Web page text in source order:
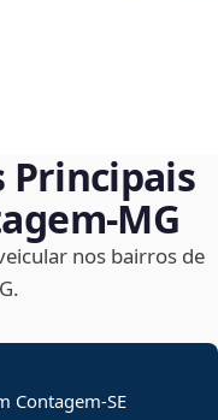
Principais
nos bairros de
Contagem-SE